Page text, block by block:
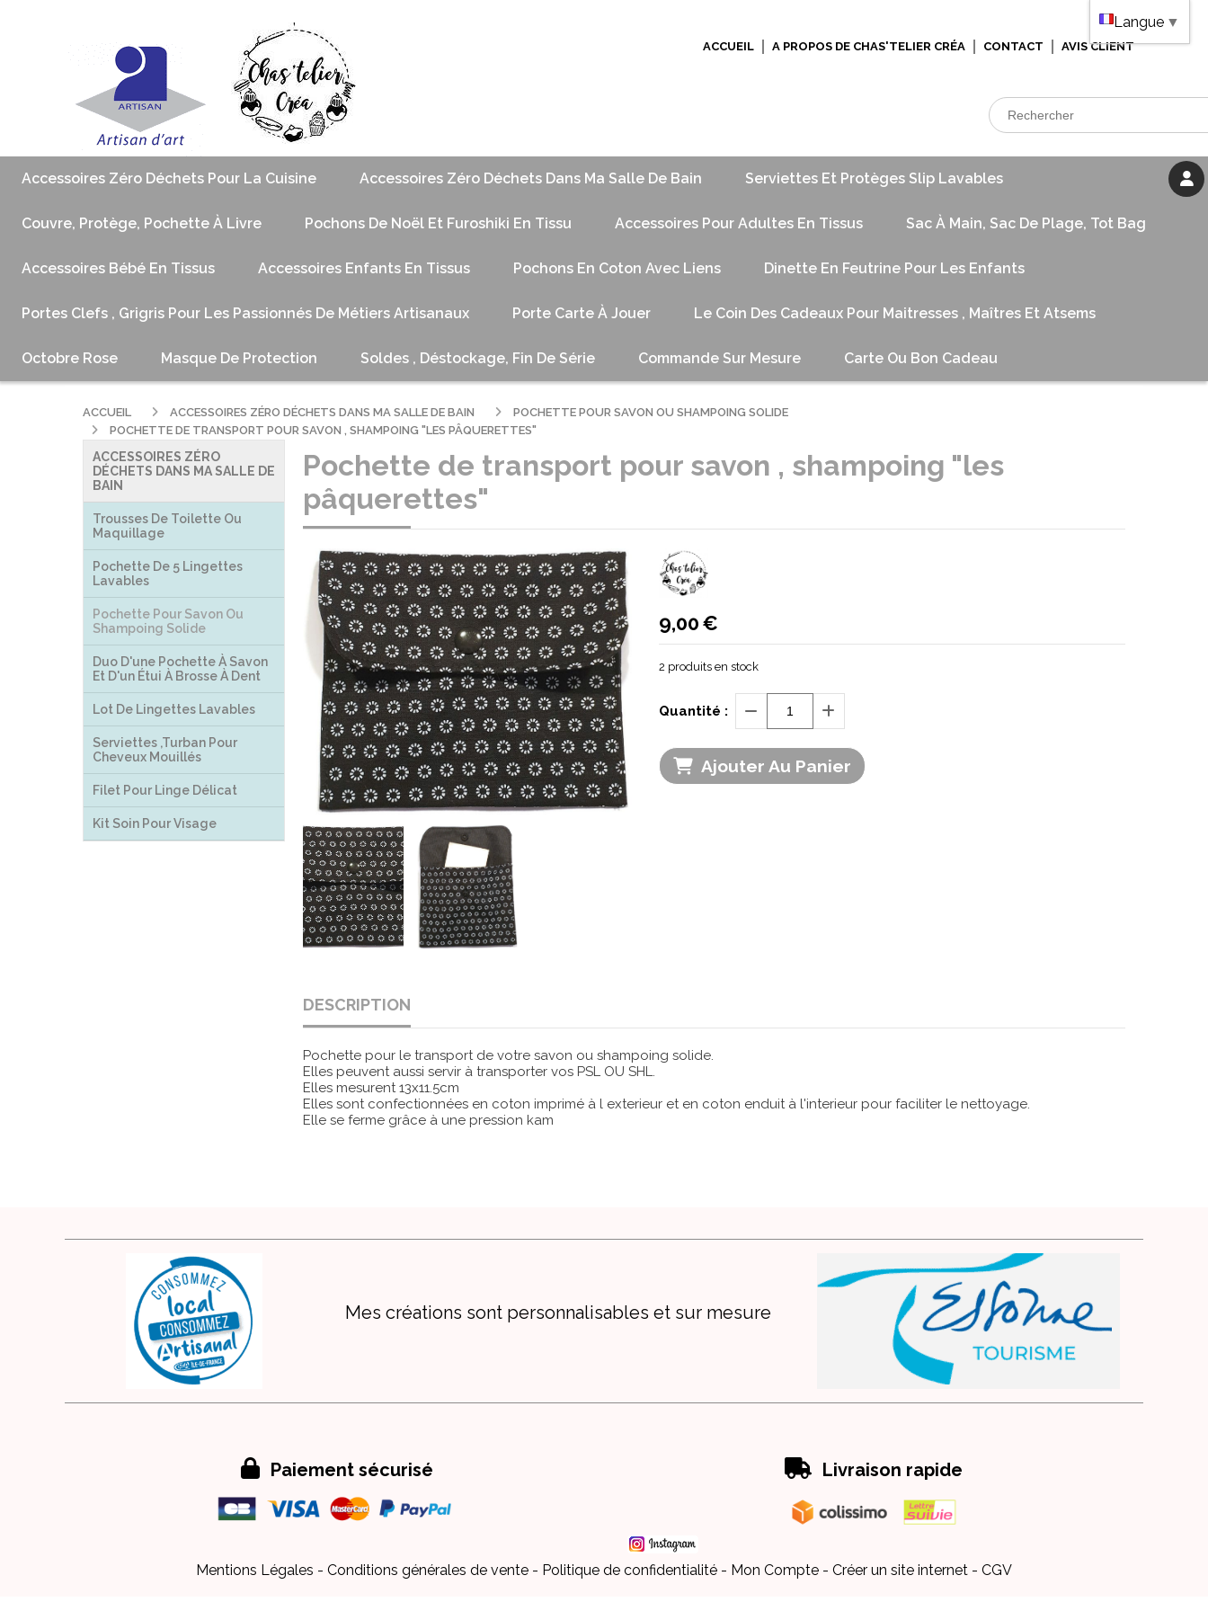
ACCUEIL A PROPOS DE CHAS'TELIER CRÉA CONTACT AVIS CLIENT
Accessoires Zéro Déchets Pour La Cuisine Accessoires Zéro Déchets Dans Ma Salle De Bain Serviettes Et Protèges Slip Lavables
Couvre, Protège, Pochette À Livre Pochons De Noël Et Furoshiki En Tissu Accessoires Pour Adultes En Tissus Sac À Main, Sac De Plage, Tot Bag
Accessoires Bébé En Tissus Accessoires Enfants En Tissus Pochons En Coton Avec Liens Dinette En Feutrine Pour Les Enfants
Portes Clefs , Grigris Pour Les Passionnés De Métiers Artisanaux Porte Carte À Jouer Le Coin Des Cadeaux Pour Maitresses , Maîtres Et Atsems
Octobre Rose Masque De Protection Soldes , Déstockage, Fin De Série Commande Sur Mesure Carte Ou Bon Cadeau
ACCESSOIRES ZÉRO
DÉCHETS DANS MA SALLE DE
BAIN
Trousses De Toilette Ou
Maquillage
Pochette De 5 Lingettes
Lavables
Pochette Pour Savon Ou
Shampoing Solide
Duo D'une Pochette À Savon
Et D'un Étui À Brosse À Dent
Lot De Lingettes Lavables
Serviettes ,turban Pour
Cheveux Mouillés
Filet Pour Linge Délicat
Kit Soin Pour Visage
ACCUEIL ACCESSOIRES ZÉRO DÉCHETS DANS MA SALLE DE BAIN
POCHETTE POUR SAVON OU SHAMPOING SOLIDE
POCHETTE DE TRANSPORT POUR SAVON , SHAMPOING "LES PÂQUERETTES"
Pochette de transport pour savon , shampoing "les
pâquerettes"
9,00€
2 produits en stock
Quantité :
Ajouter Au Panier
DESCRIPTION
Pochette pour le transport de votre savon ou shampoing solide.
Elles peuvent aussi servir à transporter vos PSL OU SHL.
Elles mesurent 13x11.5cm
Elles sont confectionnées en coton imprimé à l exterieur et en coton enduit à l'interieur pour faciliter le nettoyage.
Elle se ferme grâce à une pression kam
Mes créations sont personnalisables et sur mesure
 Paiement sécurisé  Livraison rapide
Mentions Légales Conditions générales de vente Politique de confidentialité Mon Compte Créer un site internet CGV
Langue ▼